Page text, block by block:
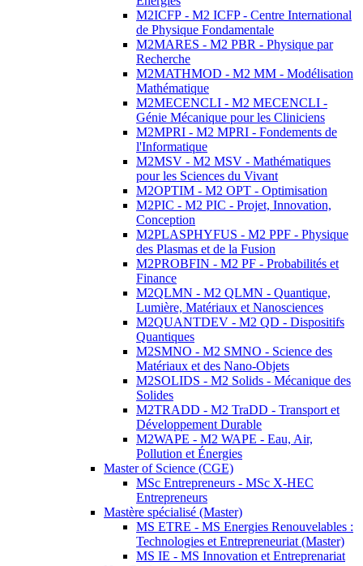
M2ICFP - M2 ICFP - Centre International
de Physique Fondamentale
M2MARES - M2 PBR - Physique par
Recherche
M2MATHMOD - M2 MM - Modélisation
Mathématique
M2MECENCLI - M2 MECENCLI -
Génie Mécanique pour les Cliniciens
M2MPRI - M2 MPRI - Fondements de
l'Informatique
M2MSV - M2 MSV - Mathématiques
pour les Sciences du Vivant
M2OPTIM - M2 OPT - Optimisation
M2PIC - M2 PIC - Projet, Innovation,
Conception
M2PLASPHYFUS - M2 PPF - Physique
des Plasmas et de la Fusion
M2PROBFIN - M2 PF - Probabilités et
Finance
M2QLMN - M2 QLMN - Quantique,
Lumière, Matériaux et Nanosciences
M2QUANTDEV - M2 QD - Dispositifs
Quantiques
M2SMNO - M2 SMNO - Science des
Matériaux et des Nano-Objets
M2SOLIDS - M2 Solids - Mécanique des
Solides
M2TRADD - M2 TraDD - Transport et
Développement Durable
M2WAPE - M2 WAPE - Eau, Air,
Pollution et Énergies
Master of Science (CGE)
MSc Entrepreneurs - MSc X-HEC
Entrepreneurs
Mastère spécialisé (Master)
MS ETRE - MS Energies Renouvelables :
Technologies et Entrepreneuriat (Master)
MS IE - MS Innovation et Entreprenariat